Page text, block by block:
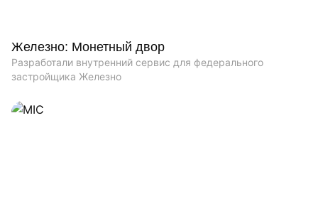
Железно: Монетный двор
Разработали внутренний сервис для федерального
застройщика Железно